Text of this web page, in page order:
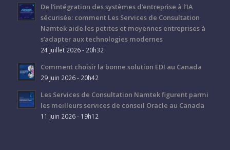
De l’intégration des systèmes d’entreprise à l’IA
sécurisée: comment Les Services de Consultation
Namtek aide les petites et moyennes entreprises à
s’adapter aux technologies modernes
24 juillet 2026 - 20h32
Comment choisir la bonne solution EDI au Canada
29 juin 2026 - 20h42
Les Services de Consultation Namtek figurent parmi
les meilleurs services de conseil Oracle au Canada
11 juin 2026 - 19h12